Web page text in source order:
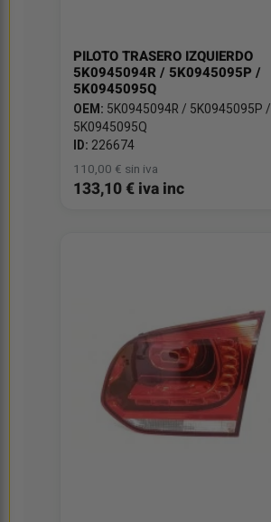
PILOTO TRASERO IZQUIERDO
5K0945094R / 5K0945095P /
5K0945095Q
OEM: 5K0945094R / 5K0945095P /
5K0945095Q
ID: 226674
110,00 € sin iva
133,10 € iva inc